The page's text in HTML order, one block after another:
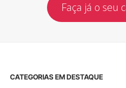
Faça já o seu
CATEGORIAS EM DESTAQUE